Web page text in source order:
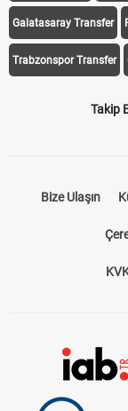
Galatasaray Transfer
Trabzonspor Transfer
Takip
Bize Ulaşın